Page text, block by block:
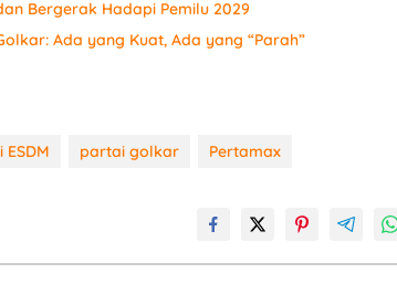
Bergerak Hadapi Pemilu 2029
Ada yang Kuat, Ada yang “Parah”
ESDM partai golkar Pertamax